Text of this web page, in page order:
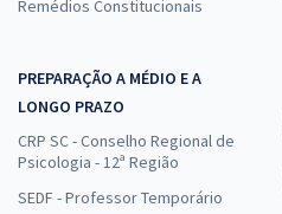
Remédios Constitucionais
PREPARAÇÃO A MÉDIO E A
LONGO PRAZO
CRP SC - Conselho Regional de
Psicologia - 12ª Região
SEDF - Professor Temporário